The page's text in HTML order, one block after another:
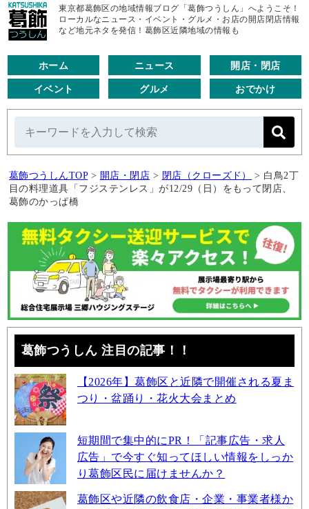
東京都葛飾区の地域情報ブログ「葛飾つうしん」へようこそ！
ローカルなニュース・イベント・グルメ・お店の開店閉店情報
など地元ネタを発信！葛飾区近隣地域の情報も
ホーム ニュース 開店・閉店
イベント グルメ おでかけ
葛飾つうしんTOP > 開店・閉店 > 閉店（クローズド） > 白鳥2丁
目の料理道具「フジステンレス」が12/29（日）をもって閉店、
葛飾のかっぱ橋
葛飾つうしん 注目の記事！！
【2026年】葛飾区と近隣で開催される夏ま
つり・盆踊り・花火大会まとめ
短期間で集中的にPR！「記事広告・求人
広告」で今すぐ知ってほしい情報をしっか
り葛飾区民に届けませんか？
葛飾区や近隣の飲食店・企業・事業者様か